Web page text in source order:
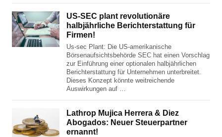
US-SEC plant revolutionäre
halbjährliche Berichterstattung für
Firmen!
Us-sec Plant: Die US-amerikanische
Börsenaufsichtsbehörde SEC hat einen Vorschlag
zur Einführung einer optionalen halbjährlichen
Berichterstattung für Unternehmen unterbreitet.
Dieses Konzept könnte weitreichende
Auswirkungen auf …
Lathrop Mujica Herrera & Diez
Abogados: Neuer Steuerpartner
ernannt!